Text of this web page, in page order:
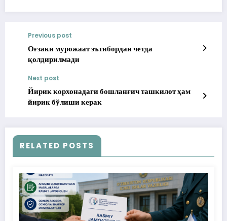
Previous post
Оғзаки мурожаат эътибордан четда
қолдирилмади
Next post
Йирик корхонадаги бошланғич ташкилот ҳам
йирик бўлиши керак
RELATED POSTS